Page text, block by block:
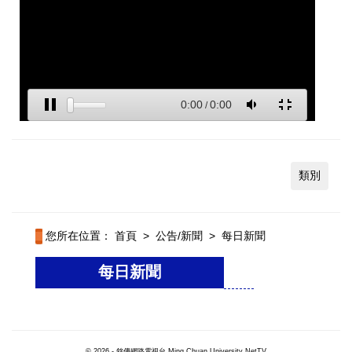
類別
您所在位置： 首頁 > 公告/新聞 > 每日新聞
每日新聞